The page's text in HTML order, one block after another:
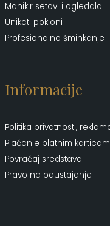
Manikir setovi i ogledala
Unikati pokloni
Profesionalno šminkanje
Informacije
Politika privatnosti,
Plaćanje platnim
Povraćaj sredstava
Pravo na odustajanje